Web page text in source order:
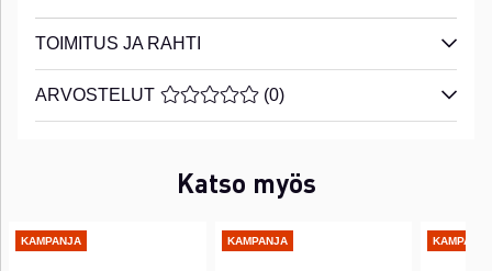
TOIMITUS JA RAHTI
ARVOSTELUT KESKIARVOLUOKITUS 0 / 5
(0)
Katso myös
KAMPANJA KAMPANJA